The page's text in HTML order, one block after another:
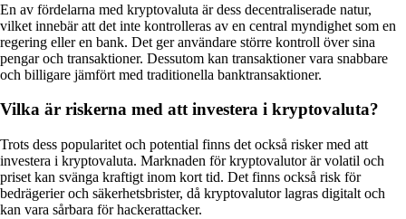
En av fördelarna med kryptovaluta är dess decentraliserade natur,
vilket innebär att det inte kontrolleras av en central myndighet som en
regering eller en bank. Det ger användare större kontroll över sina
pengar och transaktioner. Dessutom kan transaktioner vara snabbare
och billigare jämfört med traditionella banktransaktioner.
Vilka är riskerna med att investera i kryptovaluta?
Trots dess popularitet och potential finns det också risker med att
investera i kryptovaluta. Marknaden för kryptovalutor är volatil och
priset kan svänga kraftigt inom kort tid. Det finns också risk för
bedrägerier och säkerhetsbrister, då kryptovalutor lagras digitalt och
kan vara sårbara för hackerattacker.